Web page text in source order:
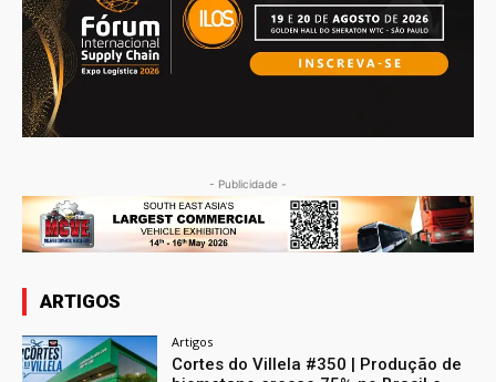
- Publicidade -
ARTIGOS
Artigos
Cortes do Villela #350 | Produção de